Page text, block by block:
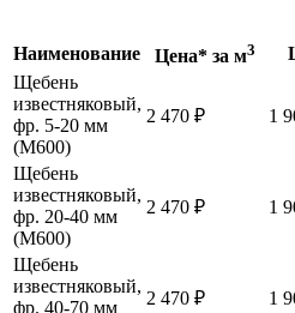
Наименование Цена* за м3
Щебень
известняковый,
фр. 5-20 мм
(М600)
2 470 ₽ 1
Щебень
известняковый,
фр. 20-40 мм
(М600)
2 470 ₽ 1
Щебень
известняковый,
фр. 40-70 мм
2 470 ₽ 1